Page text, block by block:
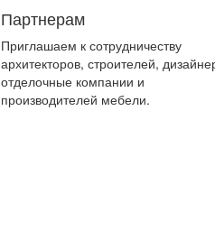
Партнерам
Приглашаем к сотрудничеству
архитекторов, строителей,
отделочные компании и
производителей мебели.